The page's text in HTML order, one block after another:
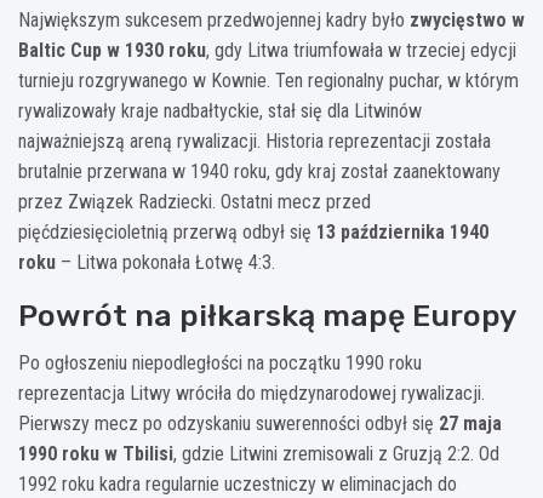
Największym sukcesem przedwojennej kadry było zwycięstwo w
Baltic Cup w 1930 roku, gdy Litwa triumfowała w trzeciej edycji
turnieju rozgrywanego w Kownie. Ten regionalny puchar, w którym
rywalizowały kraje nadbałtyckie, stał się dla Litwinów
najważniejszą areną rywalizacji. Historia reprezentacji została
brutalnie przerwana w 1940 roku, gdy kraj został zaanektowany
przez Związek Radziecki. Ostatni mecz przed
pięćdziesięcioletnią przerwą odbył się 13 października 1940
roku – Litwa pokonała Łotwę 4:3.
Powrót na piłkarską mapę Europy
Po ogłoszeniu niepodległości na początku 1990 roku
reprezentacja Litwy wróciła do międzynarodowej rywalizacji.
Pierwszy mecz po odzyskaniu suwerenności odbył się 27 maja
1990 roku w Tbilisi, gdzie Litwini zremisowali z Gruzją 2:2. Od
1992 roku kadra regularnie uczestniczy w eliminacjach do